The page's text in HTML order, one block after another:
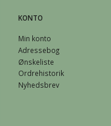
KONTO
Min konto
Adressebog
Ønskeliste
Ordrehistorik
Nyhedsbrev